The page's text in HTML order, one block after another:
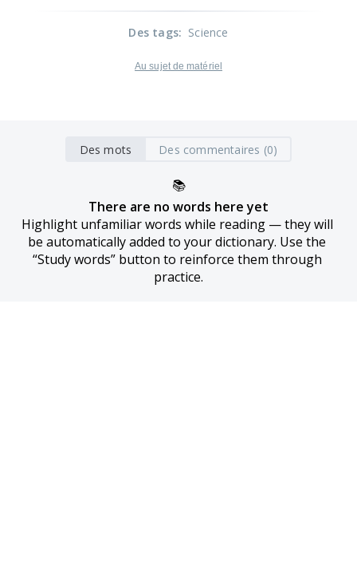
Des tags: Science
Au sujet de matériel
Des mots Des commentaires (0)
📚
There are no words here yet
Highlight unfamiliar words while reading — they will
be automatically added to your dictionary. Use the
“Study words” button to reinforce them through
practice.